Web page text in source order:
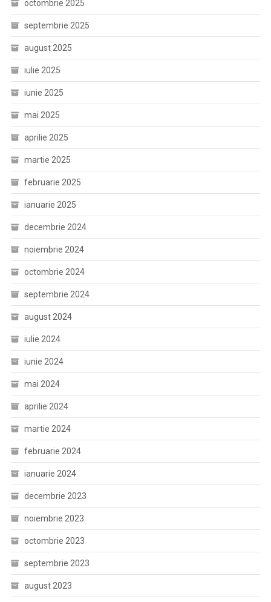
octombrie 2025
septembrie 2025
august 2025
iulie 2025
iunie 2025
mai 2025
aprilie 2025
martie 2025
februarie 2025
ianuarie 2025
decembrie 2024
noiembrie 2024
octombrie 2024
septembrie 2024
august 2024
iulie 2024
iunie 2024
mai 2024
aprilie 2024
martie 2024
februarie 2024
ianuarie 2024
decembrie 2023
noiembrie 2023
octombrie 2023
septembrie 2023
august 2023